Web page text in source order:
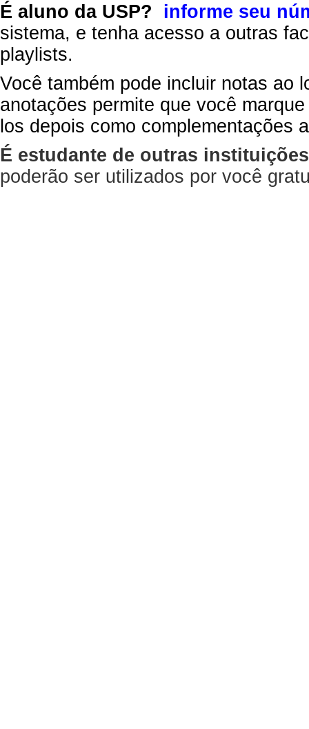
É aluno da USP?
informe seu
sistema, e tenha acesso a outras
playlists.
Você também pode incluir notas ao
anotações permite que você
los depois como complementações
É estudante de outras
poderão ser utilizados por você